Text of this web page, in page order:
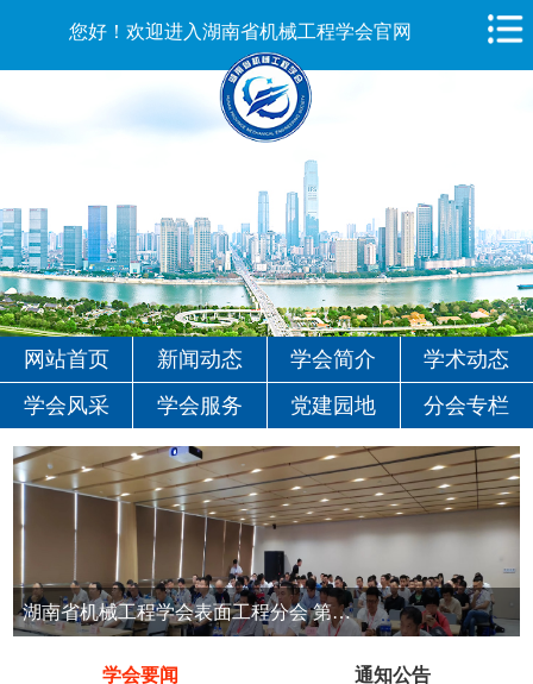
您好！欢迎进入湖南省机械工程学会官网
网站首页 新闻动态 学会简介
学术动态
学会风采
学会服务 党建园地 分会专栏
湖南省机械工程学会表面工程分会 第七届表面工程清洁生产技术交流会
学会要闻 通知公告